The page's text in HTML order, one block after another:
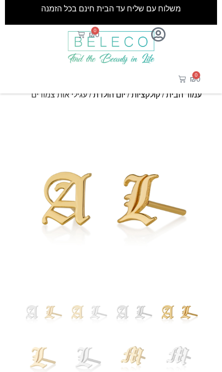
₪0
0
משלוח עם שליח עד הבית חינם בכל הזמנה
₪0
0
עמוד הבית/קולקציות/יום הולדת/ עגילי אות צמודים